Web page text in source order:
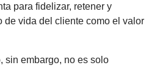
para fidelizar, retener y
de vida del cliente como el valor
sin embargo, no es solo